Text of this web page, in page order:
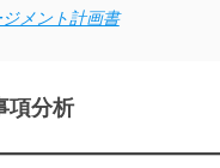
メント計画書
項分析